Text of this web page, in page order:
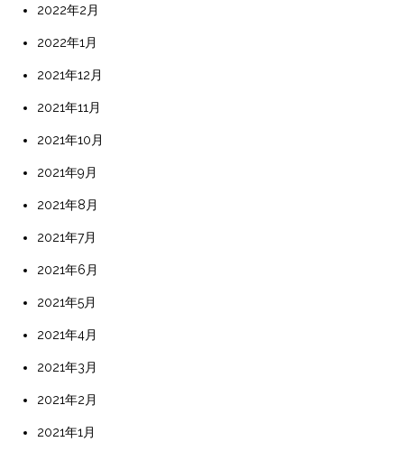
2022年2月
2022年1月
2021年12月
2021年11月
2021年10月
2021年9月
2021年8月
2021年7月
2021年6月
2021年5月
2021年4月
2021年3月
2021年2月
2021年1月